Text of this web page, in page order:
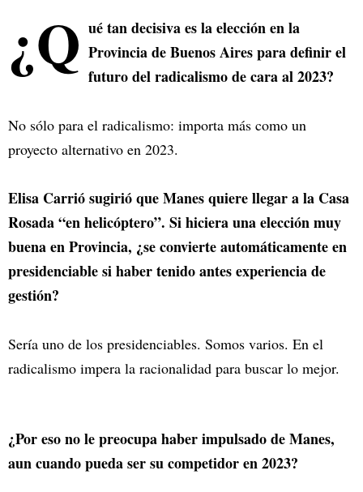
¿Q ué tan decisiva es la elección en la
Provincia de Buenos Aires para definir el
futuro del radicalismo de cara al 2023?
No sólo para el radicalismo: importa más como un
proyecto alternativo en 2023.
Elisa Carrió sugirió que Manes quiere llegar a la Casa
Rosada “en helicóptero”. Si hiciera una elección muy
buena en Provincia, ¿se convierte automáticamente en
presidenciable si haber tenido antes experiencia de
gestión?
Sería uno de los presidenciables. Somos varios. En el
radicalismo impera la racionalidad para buscar lo mejor.
¿Por eso no le preocupa haber impulsado de Manes,
aun cuando pueda ser su competidor en 2023?